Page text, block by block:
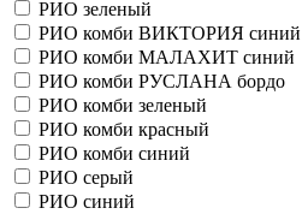
РИО зеленый
РИО комби ВИКТОРИЯ синий
РИО комби МАЛАХИТ синий
РИО комби РУСЛАНА бордо
РИО комби зеленый
РИО комби красный
РИО комби синий
РИО серый
РИО синий